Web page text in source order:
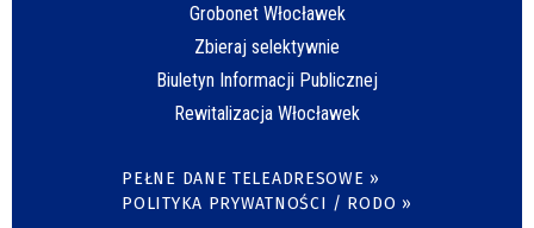
Grobonet Włocławek
Zbieraj selektywnie
Biuletyn Informacji Publicznej
Rewitalizacja Włocławek
PEŁNE DANE TELEADRESOWE »
POLITYKA PRYWATNOŚCI / RODO »